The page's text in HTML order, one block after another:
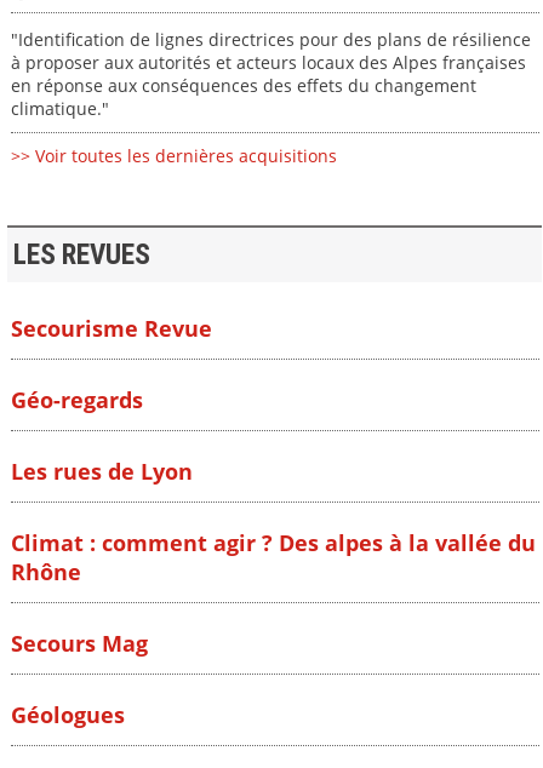
"Identification de lignes directrices pour des plans de résilience
à proposer aux autorités et acteurs locaux des Alpes françaises
en réponse aux conséquences des effets du changement
climatique."
>> Voir toutes les dernières acquisitions
LES REVUES
Secourisme Revue
Géo-regards
Les rues de Lyon
Climat : comment agir ? Des alpes à la vallée du
Rhône
Secours Mag
Géologues